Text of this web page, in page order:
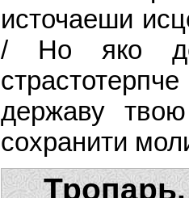
источаеши
/ Но яко
державу
сохранити